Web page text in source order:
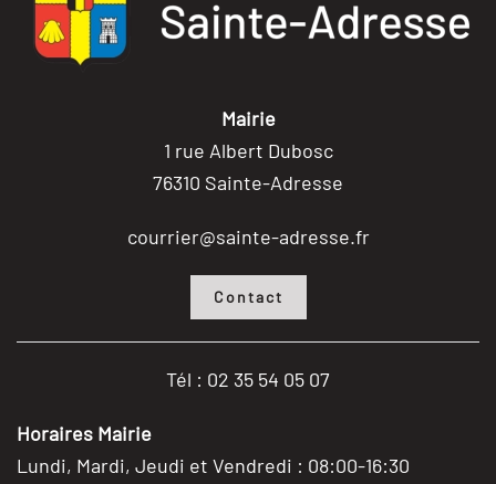
Mairie
1 rue Albert Dubosc
76310 Sainte-Adresse
courrier@sainte-adresse.fr
Contact
Tél : 02 35 54 05 07
Horaires Mairie
Lundi, Mardi, Jeudi et Vendredi : 08:00-16:30